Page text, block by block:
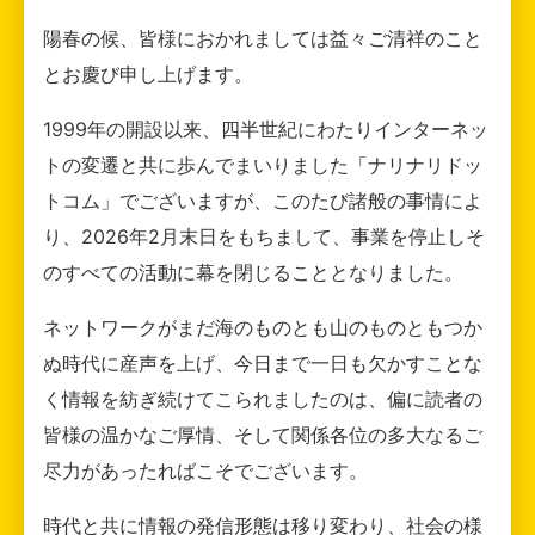
陽春の候、皆様におかれましては益々ご清祥のこと
とお慶び申し上げます。
1999年の開設以来、四半世紀にわたりインターネッ
トの変遷と共に歩んでまいりました「ナリナリドッ
トコム」でございますが、このたび諸般の事情によ
り、2026年2月末日をもちまして、事業を停止しそ
のすべての活動に幕を閉じることとなりました。
ネットワークがまだ海のものとも山のものともつか
ぬ時代に産声を上げ、今日まで一日も欠かすことな
く情報を紡ぎ続けてこられましたのは、偏に読者の
皆様の温かなご厚情、そして関係各位の多大なるご
尽力があったればこそでございます。
時代と共に情報の発信形態は移り変わり、社会の様